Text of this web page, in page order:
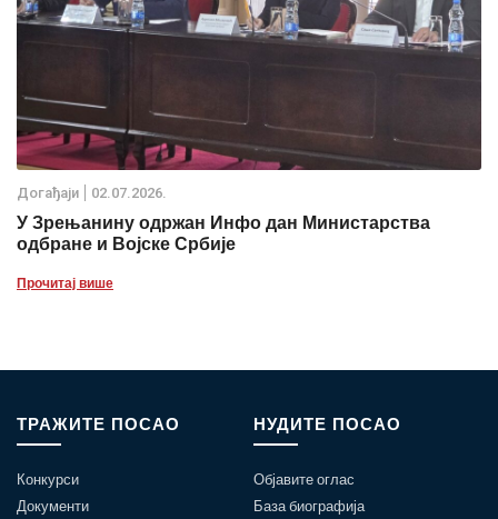
Дoгађаjи 02.07.2026.
У Зрењанину одржан Инфо дан Министарства
одбране и Војске Србије
Прочитај више
ТРАЖИТЕ ПОСАО
Конкурси
Документи
НУДИТЕ ПОСАО
Објавите оглас
База биографија